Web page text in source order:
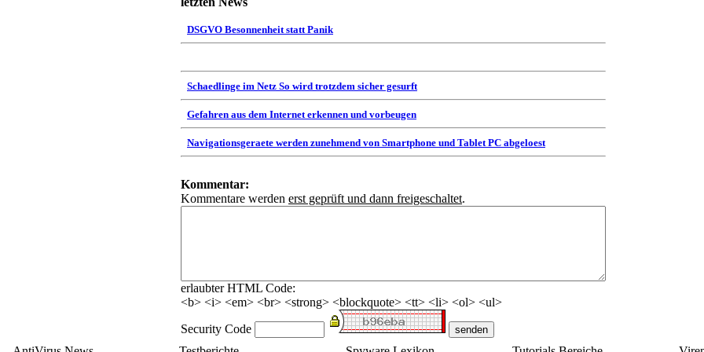
DSGVO Besonnenheit statt Panik
Schaedlinge im Netz So wird trotzdem sicher gesurft
Gefahren aus dem Internet erkennen und vorbeugen
Navigationsgeraete werden zunehmend von Smartphone und Tablet PC abgeloest
Kommentar:
Kommentare werden erst geprüft und dann freigeschaltet.
erlaubter HTML Code:
<b> <i> <em> <br> <strong> <blockquote> <tt> <li> <ol> <ul>
Security Code